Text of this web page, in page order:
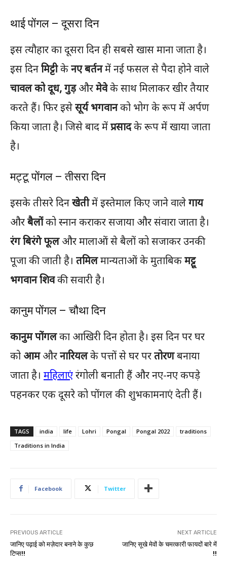
थाई पोंगल – दूसरा दिन
इस त्यौहार का दूसरा दिन ही सबसे खास माना जाता है।
इस दिनमिट्टीकेनए बर्तनमें नई फसल से पैदा होने वाले
चावल को दूध, गुड़औरमेवेके साथ मिलाकर खीर तैयार
करते हैं। फिर इसेसूर्य भगवानको भोग के रूप में अर्पण
किया जाता है। जिसे बाद मेंप्रसादके रूप में खाया जाता
है।
मट्टू पोंगल – तीसरा दिन
इसके तीसरे दिनखेतीमें इस्तेमाल किए जाने वालेगाय
औरबैलोंको स्नान कराकर सजाया और संवारा जाता है।
रंग बिरंगे फूलऔर मालाओं से बैलों को सजाकर उनकी
पूजा की जाती है। तमिलमान्यताओं के मुताबिकमट्टू
भगवान शिवकी सवारी है।
कानुम पोंगल – चौथा दिन
कानुम पोंगलका आखिरी दिन होता है। इस दिन पर घर
को आमऔरनारियलके पत्तों से घर परतोरणबनाया
जाता है। महिलाएंरंगोली बनाती हैं और नए-नए कपड़े
पहनकर एक दूसरे को पोंगल की शुभकामनाएं देती हैं।
TAGS india life Lohri Pongal Pongal 2022
traditions
Traditions in India
Facebook Twitter
PREVIOUS ARTICLE
जानिए पढ़ाई को मज़ेदार बनाने के कुछ
टिप्स!!
NEXT ARTICLE
जानिए सूखे मेवों के चमत्कारी फायदों बारे में
!!